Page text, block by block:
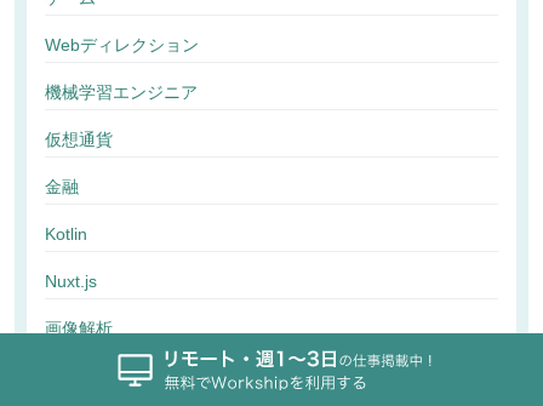
Webディレクション
機械学習エンジニア
仮想通貨
金融
Kotlin
Nuxt.js
画像解析